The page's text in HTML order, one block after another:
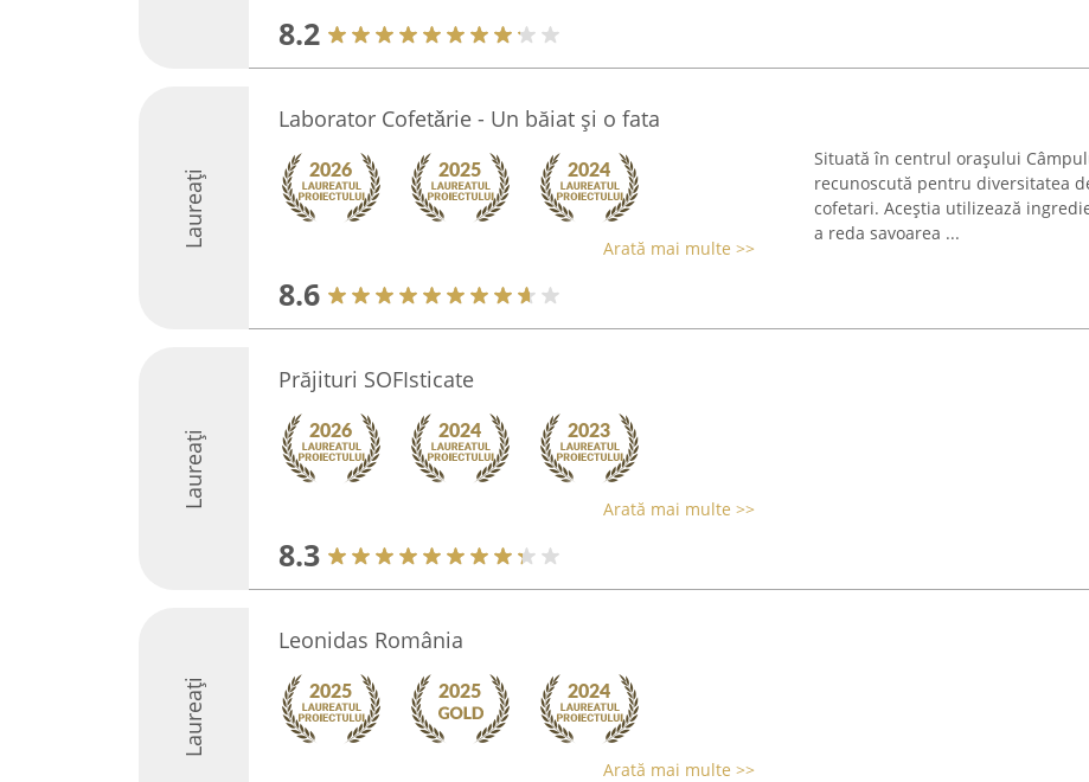
8.2
Laureați
Laborator Cofetǎrie - Un băiat și o fata
Arată mai multe >>
8.6
Situată în centrul orașului
recunoscută pentru diversitatea
cofetari. Aceștia utilizează
a reda savoarea ...
Laureați
Prăjituri SOFIsticate
Arată mai multe >>
8.3
Laureați
Leonidas România
Arată mai multe >>